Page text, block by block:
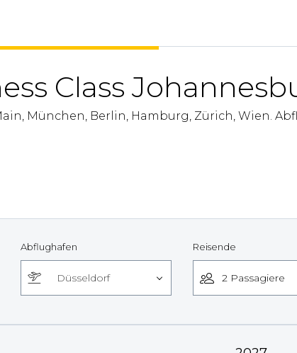
Class
München, Berlin, Hamburg, Zürich, Wien.
Abflughafen
Düsseldorf
Reisende